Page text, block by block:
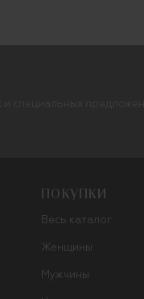
ПОКУПКИ
Весь каталог
Женщины
Мужчины